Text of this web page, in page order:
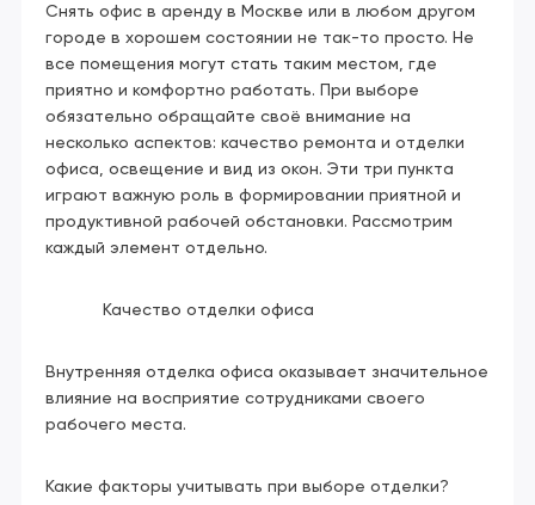
Снять офис в аренду в Москве или в любом другом
городе в хорошем состоянии не так-то просто. Не
все помещения могут стать таким местом, где
приятно и комфортно работать. При выборе
обязательно обращайте своё внимание на
несколько аспектов: качество ремонта и отделки
офиса, освещение и вид из окон. Эти три пункта
играют важную роль в формировании приятной и
продуктивной рабочей обстановки. Рассмотрим
каждый элемент отдельно.
Качество отделки офиса
Внутренняя отделка офиса оказывает значительное
влияние на восприятие сотрудниками своего
рабочего места.
Какие факторы учитывать при выборе отделки?